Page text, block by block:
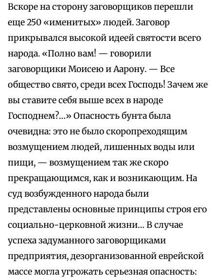
Вскоре на сторону заговорщиков перешли
еще 250 «именитых» людей. Заговор
прикрывался высокой идеей святости всего
народа. «Полно вам! — говорили
заговорщики Моисею и Аарону. — Все
общество свято, среди всех Господь! Зачем же
вы ставите себя выше всех в народе
Господнем?…» Опасность бунта была
очевидна: это не было скоропреходящим
возмущением людей, лишенных воды или
пищи, — возмущением так же скоро
прекращающимся, как и возникающим. На
суд возбужденного народа были
представлены основные принципы строя его
социально-церковной жизни… В случае
успеха задуманного заговорщиками
предприятия, дезорганизованной еврейской
массе могла угрожать серьезная опасность: